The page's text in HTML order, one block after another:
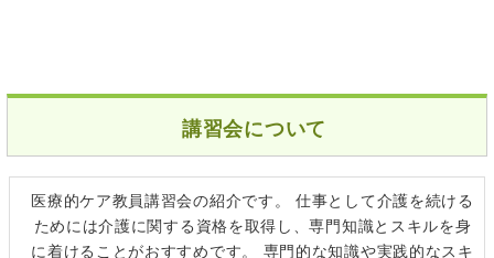
講習会について
医療的ケア教員講習会の紹介です。 仕事として介護を続ける
ためには介護に関する資格を取得し、専門知識とスキルを身
に着けることがおすすめです。 専門的な知識や実践的なスキ